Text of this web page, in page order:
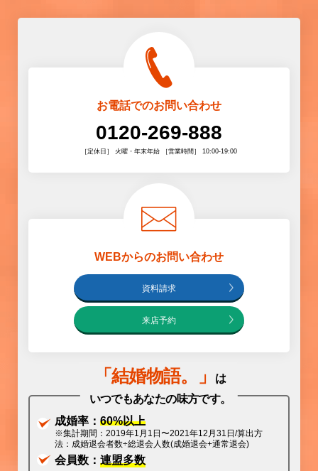
お電話でのお問い合わせ
0120-269-888
［定休日］ 火曜・年末年始 ［営業時間］ 10:00-19:00
WEBからのお問い合わせ
資料請求
来店予約
「 結婚物語。」
は
いつでもあなたの味方です。
成婚率： 60%以上
※集計期間：2019年1月1日〜2021年12月31日/算出方
法：成婚退会者数÷総退会人数(成婚退会+通常退会)
会員数： 連盟多数